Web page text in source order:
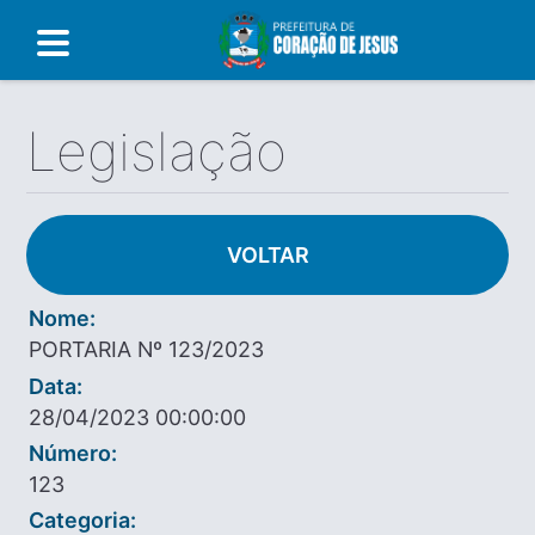
Legislação
VOLTAR
Nome:
PORTARIA Nº 123/2023
Data:
28/04/2023 00:00:00
Número:
123
Categoria: